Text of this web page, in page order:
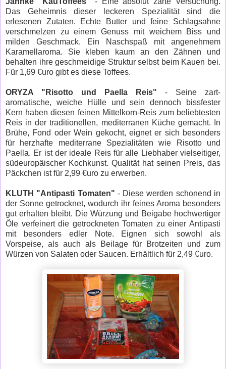
Das Geheimnis dieser leckeren Spezialität sind die
erlesenen Zutaten. Echte Butter und feine Schlagsahne
verschmelzen zu einem Genuss mit weichem Biss und
milden Geschmack. Ein Naschspaß mit angenehmem
Karamellaroma. Sie kleben kaum an den Zähnen und
behalten ihre geschmeidige Struktur selbst beim Kauen bei.
Für 1,69 €uro gibt es diese Toffees.
ORYZA "Risotto und Paella Reis" - Seine zart-
aromatische, weiche Hülle und sein dennoch bissfester
Kern haben diesen feinen Mittelkorn-Reis zum beliebtesten
Reis in der traditionellen, mediterranen Küche gemacht. In
Brühe, Fond oder Wein gekocht, eignet er sich besonders
für herzhafte mediterrane Spezialitäten wie Risotto und
Paella. Er ist der ideale Reis für alle Liebhaber vielseitiger,
südeuropäischer Kochkunst. Qualität hat seinen Preis, das
Päckchen ist für 2,99 €uro zu erwerben.
KLUTH "Antipasti Tomaten" - Diese werden schonend in
der Sonne getrocknet, wodurch ihr feines Aroma besonders
gut erhalten bleibt. Die Würzung und Beigabe hochwertiger
Öle verfeinert die getrockneten Tomaten zu einer Antipasti
mit besonders edler Note. Eignen sich sowohl als
Vorspeise, als auch als Beilage für Brotzeiten und zum
Würzen von Salaten oder Saucen. Erhältlich für 2,49 €uro.